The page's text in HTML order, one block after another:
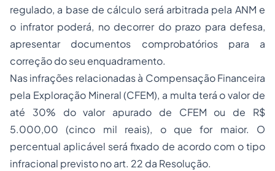
regulado, a base de cálculo será arbitrada pela ANM e
o infrator poderá, no decorrer do prazo para defesa,
apresentar documentos comprobatórios para a
correção do seu enquadramento.
Nas infrações relacionadas à Compensação Financeira
pela Exploração Mineral (CFEM), a multa terá o valor de
até 30% do valor apurado de CFEM ou de R$
5.000,00 (cinco mil reais), o que for maior. O
percentual aplicável será fixado de acordo com o tipo
infracional previsto no art. 22 da Resolução.